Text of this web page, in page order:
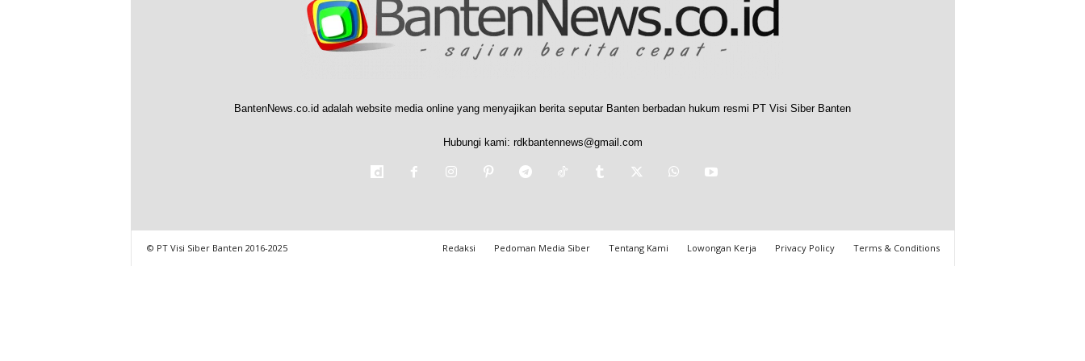
BantenNews.co.id adalah website media online yang menyajikan berita seputar Banten berbadan hukum resmi PT Visi Siber Banten
Hubungi kami: rdkbantennews@gmail.com
Redaksi Pedoman Media Siber Tentang Kami Lowongan Kerja Privacy Policy Terms & Conditions
© PT Visi Siber Banten 2016-2025